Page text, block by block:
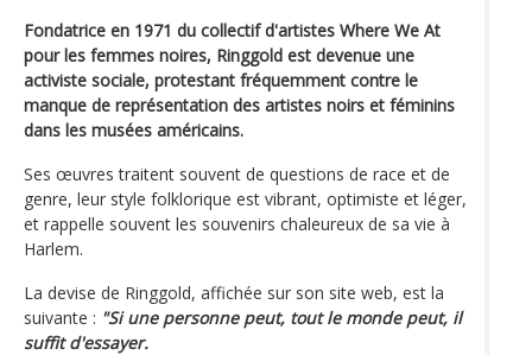
Fondatrice en 1971 du collectif d'artistes Where We At
pour les femmes noires, Ringgold est devenue une
activiste sociale, protestant fréquemment contre le
manque de représentation des artistes noirs et féminins
dans les musées américains.
Ses œuvres traitent souvent de questions de race et de
genre, leur style folklorique est vibrant, optimiste et léger,
et rappelle souvent les souvenirs chaleureux de sa vie à
Harlem.
La devise de Ringgold, affichée sur son site web, est la
suivante : "Si une personne peut, tout le monde peut, il
suffit d'essayer.